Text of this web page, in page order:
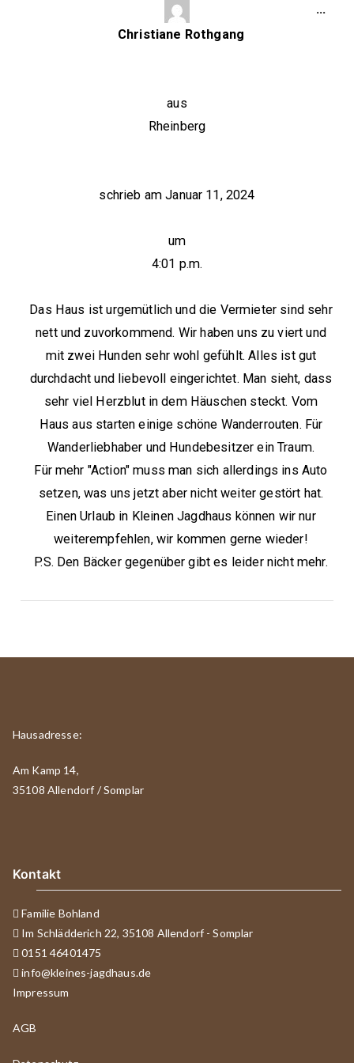
Christiane Rothgang
aus
Rheinberg
schrieb am Januar 11, 2024
um
4:01 p.m.
Das Haus ist urgemütlich und die Vermieter sind sehr
nett und zuvorkommend. Wir haben uns zu viert und
mit zwei Hunden sehr wohl gefühlt. Alles ist gut
durchdacht und liebevoll eingerichtet. Man sieht, dass
sehr viel Herzblut in dem Häuschen steckt. Vom
Haus aus starten einige schöne Wanderrouten. Für
Wanderliebhaber und Hundebesitzer ein Traum.
Für mehr "Action" muss man sich allerdings ins Auto
setzen, was uns jetzt aber nicht weiter gestört hat.
Einen Urlaub in Kleinen Jagdhaus können wir nur
weiterempfehlen, wir kommen gerne wieder!
P.S. Den Bäcker gegenüber gibt es leider nicht mehr.
…
Hausadresse:
Am Kamp 14,
35108 Allendorf / Somplar
Kontakt
Familie Bohland
Im Schlädderich 22, 35108 Allendorf - Somplar
0151 46401475
info@kleines-jagdhaus.de
Impressum
AGB